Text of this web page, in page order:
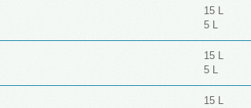
15 L
5 L
15 L
5 L
15 L